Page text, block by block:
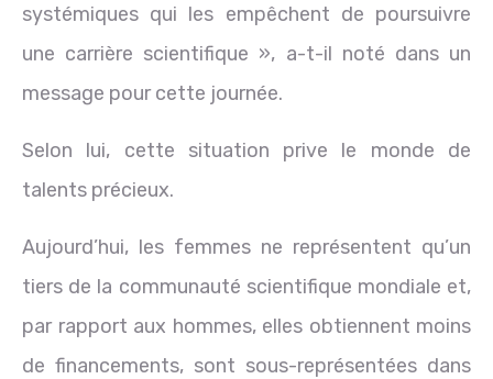
systémiques qui les empêchent de poursuivre
une carrière scientifique », a-t-il noté dans un
message pour cette journée.
Selon lui, cette situation prive le monde de
talents précieux.
Aujourd’hui, les femmes ne représentent qu’un
tiers de la communauté scientifique mondiale et,
par rapport aux hommes, elles obtiennent moins
de financements, sont sous-représentées dans